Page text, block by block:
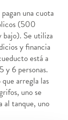
una cuota
(500
Se utiliza
y financia
está a
y 6 personas.
arregla las
uno se
al tanque, uno